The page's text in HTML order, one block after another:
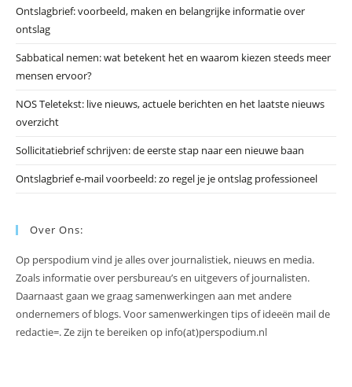
Ontslagbrief: voorbeeld, maken en belangrijke informatie over
ontslag
Sabbatical nemen: wat betekent het en waarom kiezen steeds meer
mensen ervoor?
NOS Teletekst: live nieuws, actuele berichten en het laatste nieuws
overzicht
Sollicitatiebrief schrijven: de eerste stap naar een nieuwe baan
Ontslagbrief e-mail voorbeeld: zo regel je je ontslag professioneel
Over Ons:
Op perspodium vind je alles over journalistiek, nieuws en media.
Zoals informatie over persbureau’s en uitgevers of journalisten.
Daarnaast gaan we graag samenwerkingen aan met andere
ondernemers of blogs. Voor samenwerkingen tips of ideeën mail de
redactie=. Ze zijn te bereiken op info(at)perspodium.nl